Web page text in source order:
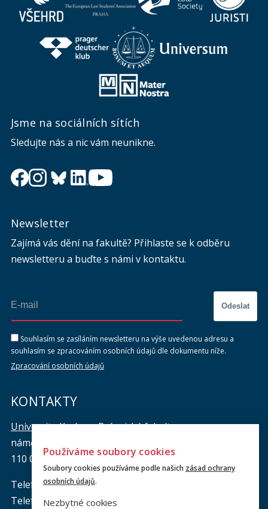
Jsme na sociálních sítích
Sledujte nás a nic vám neunikne.
Newsletter
Zajímá vás dění na fakultě? Přihlaste se k odběru
newsletteru a buďte s námi v kontaktu.
Odeslat
Souhlasím se zasíláním newsletteru na výše uvedenou adresu a
souhlasím se zpracováním osobních údajů dle dokumentu níže.
Zpracování osobních údajů
KONTAKTY
Univerzita Karlova, Právnická fakulta
náměstí Curieových 901/7, Staré Město
110 00 Praha 1
Telefon: +420 221 005 111
Telefon podatelna: +420 221 005 264
Používáme soubory cookies
Soubory cookies používáme podle našich zásad ochrany
osobních údajů.
Nezbytné cookies